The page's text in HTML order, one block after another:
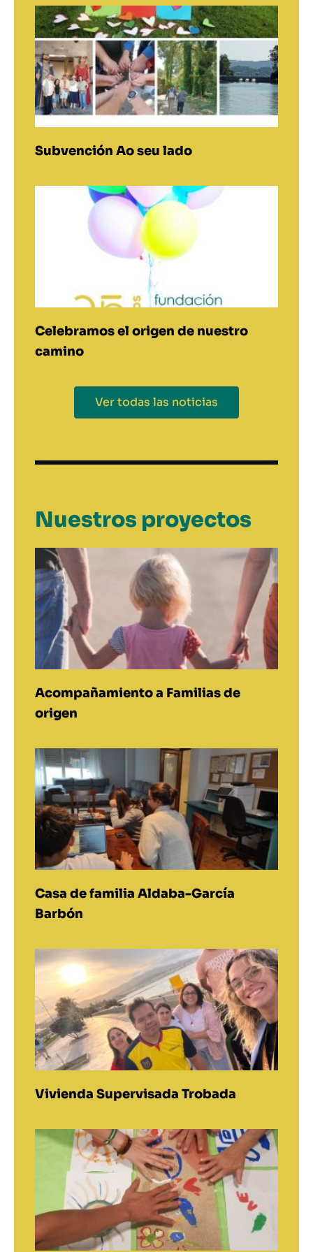
Subvención Ao seu lado
Celebramos el origen de nuestro
camino
Ver todas las noticias
Nuestros proyectos
Acompañamiento a Familias de
origen
Casa de familia Aldaba-García
Barbón
Vivienda Supervisada Trobada